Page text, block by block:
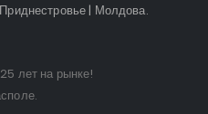
| Молдова.
лет на рынке!